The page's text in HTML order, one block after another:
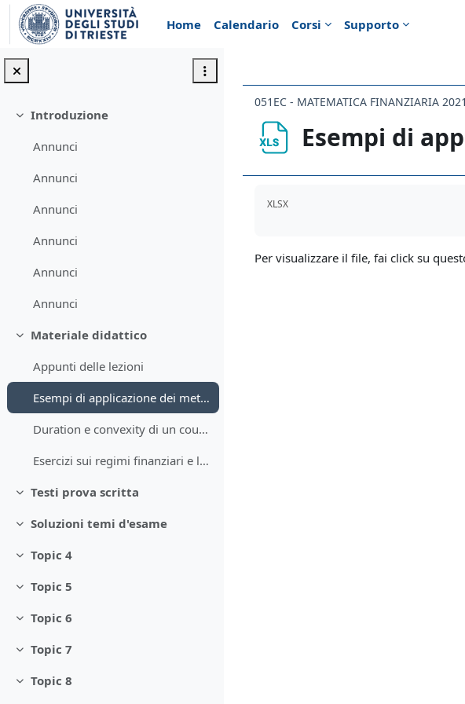
Vai al contenuto principale
Home
Calendario Corsi Supporto
Minimizza
Introduzione
Annunci
Annunci
Annunci
Annunci
Annunci
Annunci
Minimizza
Materiale didattico
Appunti delle lezioni
Esempi di applicazione dei metodi di ricerca del TIR
Duration e convexity di un coupon bond
Esercizi sui regimi finanziari e le leggi finanziarie
Minimizza
Testi prova scritta
Minimizza
Soluzioni temi d'esame
Minimizza
Topic 4
Minimizza
Topic 5
Minimizza
Topic 6
Minimizza
Topic 7
Minimizza
Topic 8
051EC - MATEMATICA FINANZIARIA 2021
Esempi di
XLSX
Per visualizzare il file, fai click su